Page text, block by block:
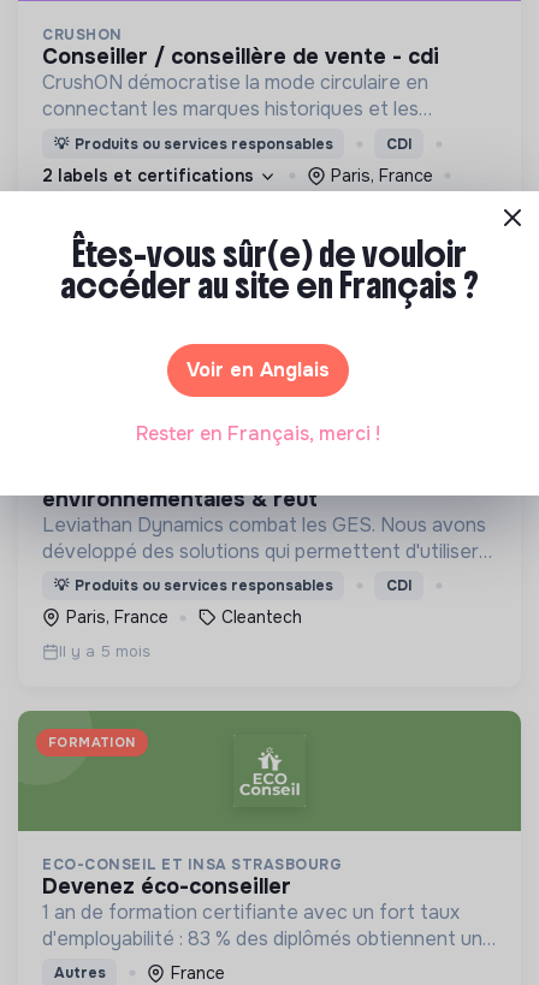
CRUSHON
conseiller / conseillère de vente - cdi
CrushON démocratise la mode circulaire en
connectant les marques historiques et les
détaillants aux professionnels de la mode de
seconde main, pour développer leur propre offre
de mode circulaire.
💡 Produits ou services responsables CDI
2 labels et certifications
Paris, France
Il y a 5 mois
environnementales & reut
Leviathan Dynamics combat les GES. Nous avons
développé des solutions qui permettent d'utiliser
l'eau comme réfrigérant naturel en remplacement
aux gaz fluorés à fort impact de réchauffement
global.
💡 Produits ou services responsables CDI
Paris, France Cleantech
Il y a 5 mois
FORMATION
ECO-CONSEIL ET INSA STRASBOURG
devenez éco-conseiller
1 an de formation certifiante avec un fort taux
d'employabilité : 83 % des diplômés obtiennent un
emploi sous 6 mois
Autres France
Êtes-vous sûr(e) de vouloir
accéder au site en Français ?
Voir en Anglais
Rester en Français, merci !